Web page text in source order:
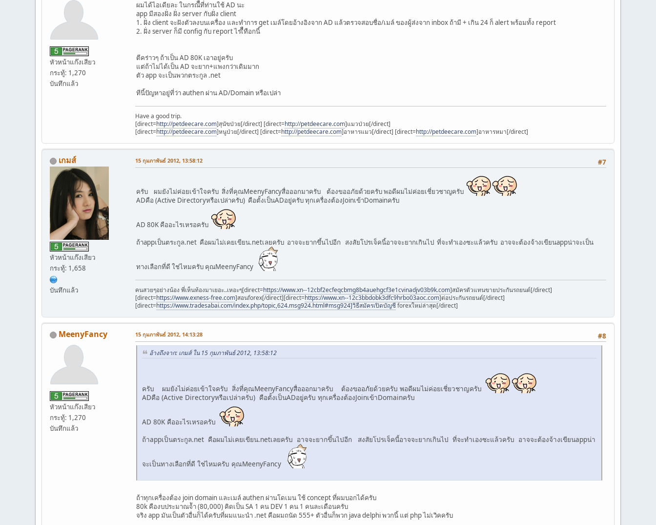
หัวหน้าแก๊งเสียว
กระทู้: 1,270
บันทึกแล้ว
ผมได้ไอเดียละ ในกรณีืที่ท่านใช้ AD นะ
app มีสองฝั่ง ฝั่ง server กับฝั่ง client
1. ฝั่ง client จะฝังตัวลงบนเครื่อง และทำการ get เมล์โดยอ้างอิงจาก AD แล้วตรวจสอบชื่อ/เมล์ ของผู้ส่งจาก inbox ถ้ามี + เกิน 24 ก็ alert พร้อมทั้ง report
2. ฝั่ง server ก็มี config กับ report ไรเืืทือกนี้
ตีคร่าวๆ ถ้าเป็น AD 80K เอาอยู่ครับ
แต่ถ้าไม่ได้เป็น AD จะยาก+แพงกว่าเดิมมาก
ตัว app จะเป็นพวกตระกูล .net
ทีนี้ปัญหาอยู่ที่ว่า authen ผ่าน AD/Domain หรือเปล่า
Have a good trip.
[direct=http://petdeecare.com]สุนัขป่วย[/direct] [direct=http://petdeecare.com]แมวป่วย[/direct]
[direct=http://petdeecare.com]หนูป่วย[/direct] [direct=http://petdeecare.com]อาหารแมว[/direct] [direct=http://petdeecare.com]อาหารหมา[/direct]
เกมส์
หัวหน้าแก๊งเสียว
กระทู้: 1,658
บันทึกแล้ว
#7
15 กุมภาพันธ์ 2012, 13:58:12
ครับ ผมยังไม่ค่อยเข้าใจครับ สิ่งที่คุณMeenyFancyสื่อออกมาครับ ต้องขออภัยด้วยครับ พอดีผมไม่ค่อยเชี่ยวชาญครับ
ADคือ (Active Directoryหรือเปล่าครับ) คือตั้งเป็นADอยู่ครับ ทุกเครื่องต้องJoinเข้าDomainครับ
AD 80K คืออะไรเหรอครับ
ถ้าappเป็นตระกูล.net คือผมไม่เคยเขียน.netเลยครับ อาจจะยากขึ้นไปอีก สงสัยโปรเจ็คนี้อาจจะยากเกินไป ที่จะทำเองซะแล้วครับ อาจจะต้องจ้างเขียนappน่าจะเป็น
ทางเลือกที่ดี ใช่ไหมครับ คุณMeenyFancy
คนสวยๆอย่างน้อง พี่เห็นท้องมาเยอะ..เหอะๆ[direct=https://www.xn--12cbf2ecfeqcbmg8b4auehgcf3e1cvinadjv03b9k.com]สมัครตัวแทนขายประกันรถยนต์[/direct]
[direct=https://www.exness-free.com]สอนforex[/direct][direct=https://www.xn--12c3bbdobk3dfc9hrbo03aoc.com]ต่อประกันรถยนต์[/direct]
[direct=https://www.tradesabai.com/index.php/topic,624.msg924.html#msg924]วิธีสมัครเปิดบัญชีforexใหม่ล่าสุด[/direct]
MeenyFancy
หัวหน้าแก๊งเสียว
กระทู้: 1,270
บันทึกแล้ว
#8
15 กุมภาพันธ์ 2012, 14:13:28
อ้างถึงจาก: เกมส์ ใน 15 กุมภาพันธ์ 2012, 13:58:12
ครับ ผมยังไม่ค่อยเข้าใจครับ สิ่งที่คุณMeenyFancyสื่อออกมาครับ ต้องขออภัยด้วยครับ พอดีผมไม่ค่อยเชี่ยวชาญครับ
ADคือ (Active Directoryหรือเปล่าครับ) คือตั้งเป็นADอยู่ครับ ทุกเครื่องต้องJoinเข้าDomainครับ
AD 80K คืออะไรเหรอครับ
ถ้าappเป็นตระกูล.net คือผมไม่เคยเขียน.netเลยครับ อาจจะยากขึ้นไปอีก สงสัยโปรเจ็คนี้อาจจะยากเกินไป ที่จะทำเองซะแล้วครับ อาจจะต้องจ้างเขียนappน่า
จะเป็นทางเลือกที่ดี ใช่ไหมครับ คุณMeenyFancy
ถ้าทุกเครื่องต้อง join domain และเมล์ authen ผ่านโดเมน ใช้ concept ที่ผมบอกได้ครับ
80k คืองบประมาณจ้ัา (80,000) คิดเป็น SA 1 คน DEV 1 คน 1 คนละเดือนครับ
จริง app มันเป็นตัวอื่นก็ได้ครับที่ผมแนะนำ .net คือผมถนัด 555+ ตัวอื่นก็พวก java delphi พวกนี้ แต่ php ไม่เวิคครับ